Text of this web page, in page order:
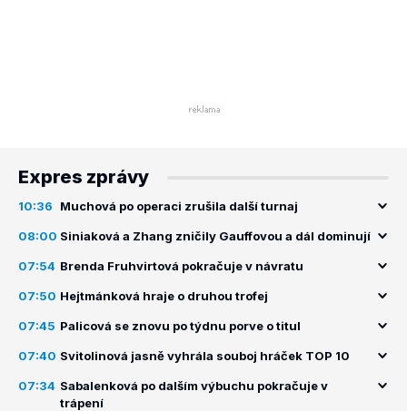
Expres zprávy
10:36 Muchová po operaci zrušila další turnaj
08:00 Siniaková a Zhang zničily Gauffovou a dál dominují
07:54 Brenda Fruhvirtová pokračuje v návratu
07:50 Hejtmánková hraje o druhou trofej
07:45 Palicová se znovu po týdnu porve o titul
07:40 Svitolinová jasně vyhrála souboj hráček TOP 10
07:34 Sabalenková po dalším výbuchu pokračuje v
trápení